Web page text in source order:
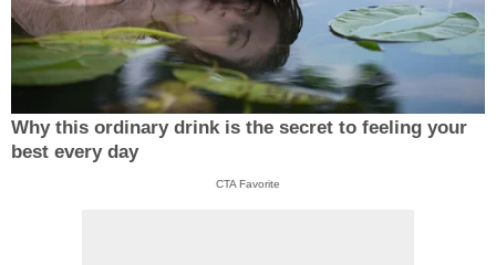
Why this ordinary drink is the secret to feeling your
best every day
CTA Favorite